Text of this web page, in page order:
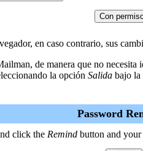
en caso contrario, sus
de manera que no
la opción Salida bajo la
Password
click the Remind button and